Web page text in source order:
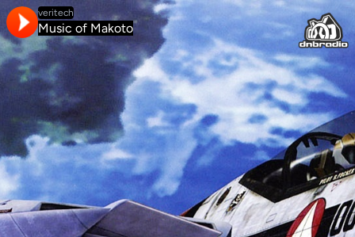
veritech
Music of Makoto